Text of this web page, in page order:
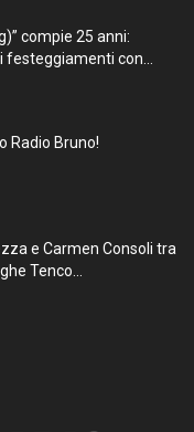
compie 25 anni:
festeggiamenti con...
Radio Bruno!
e Carmen Consoli tra
Tenco...